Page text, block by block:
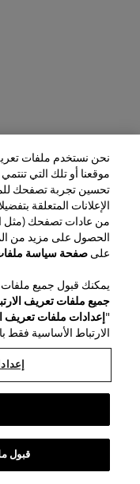
نحن نستخدم ملفات
موقعنا أو تلك التي
تحسين تجربة تصفحك
الإعلانات المتعلقة
من عادات تصفحك (مثل
الحصول على مزيد من
علىصفحة سياسة
يمكنك قبول جميع ملفات
جميع ملفات تعريف
" إعدادات ملفات تعريف
الارتباط الأساسية فقط
قبول